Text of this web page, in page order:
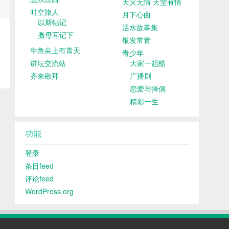
时空旅人
以斯帖记
撒母耳记下
牛角尖上有青天
讲坛交流站
齐来敬拜
月下心曲
活水故事集
银发常青
青少年
大家一起酷
广播剧
恋爱与择偶
精彩一生
功能
登录
条目feed
评论feed
WordPress.org